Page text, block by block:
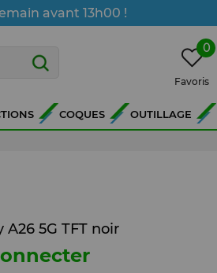
avant 13h00 !
0
Favoris
COQUES OUTILLAGE
A26 5G TFT noir